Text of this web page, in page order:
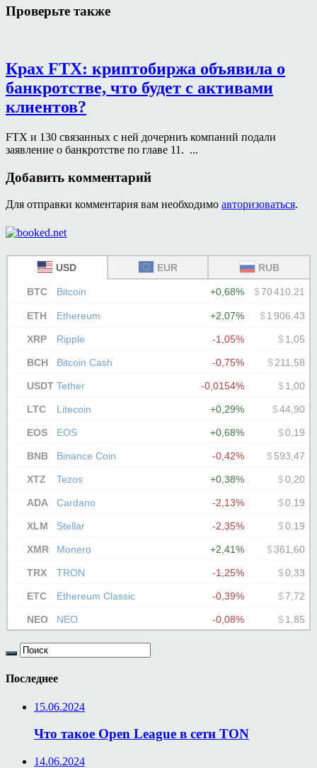
Проверьте также
Крах FTX: криптобиржа объявила о
банкротстве, что будет с активами
клиентов?
FTX и 130 связанных с ней дочерниъ компаний подали
заявление о банкротстве по главе 11. ...
Добавить комментарий
Для отправки комментария вам необходимо авторизоваться.
Последнее
15.06.2024
Что такое Open League в сети TON
14.06.2024